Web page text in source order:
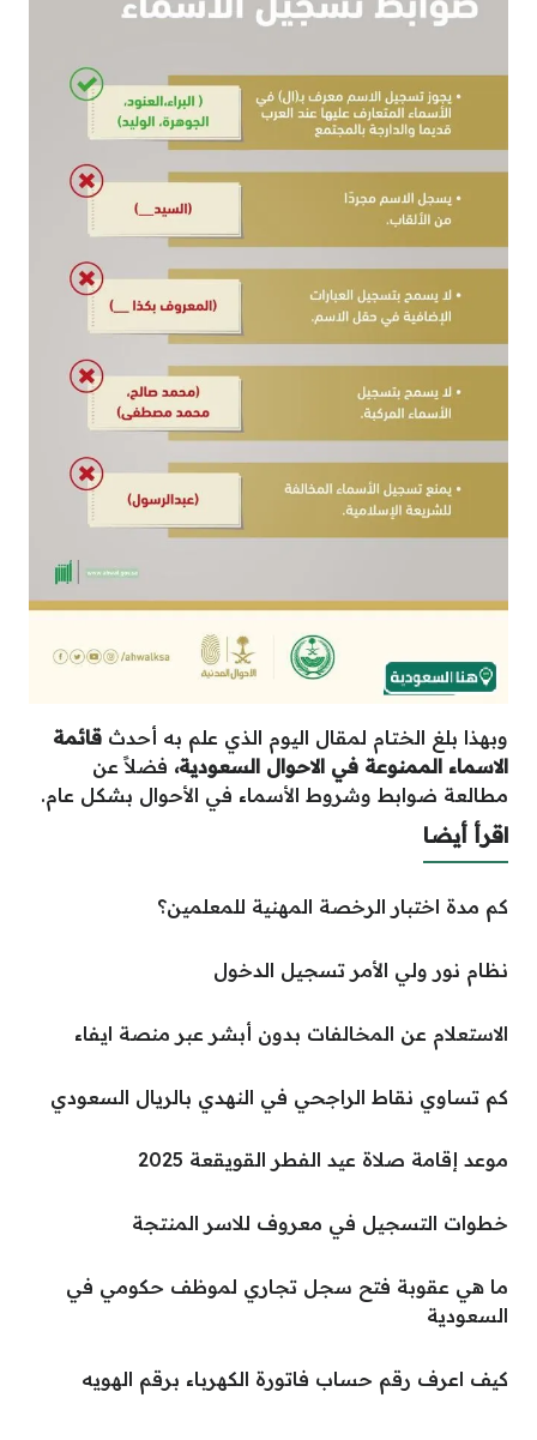
وبهذا بلغ الختام لمقال اليوم الذي علم به أحدث قائمة
الاسماء الممنوعة في الاحوال السعودية، فضلاً عن
مطالعة ضوابط وشروط الأسماء في الأحوال بشكل عام.
اقرأ أيضا
كم مدة اختبار الرخصة المهنية للمعلمين؟
نظام نور ولي الأمر تسجيل الدخول
الاستعلام عن المخالفات بدون أبشر عبر منصة ايفاء
كم تساوي نقاط الراجحي في النهدي بالريال السعودي
موعد إقامة صلاة عيد الفطر القويقعة 2025
خطوات التسجيل في معروف للاسر المنتجة
ما هي عقوبة فتح سجل تجاري لموظف حكومي في
السعودية
كيف اعرف رقم حساب فاتورة الكهرباء برقم الهويه